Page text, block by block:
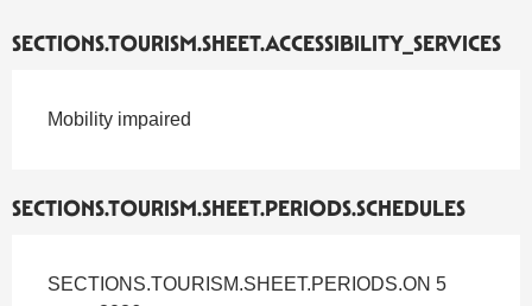
SECTIONS.TOURISM.SHEET.ACCESSIBILITY_SERVICES
Mobility impaired
SECTIONS.TOURISM.SHEET.PERIODS.SCHEDULES
SECTIONS.TOURISM.SHEET.PERIODS.ON 5